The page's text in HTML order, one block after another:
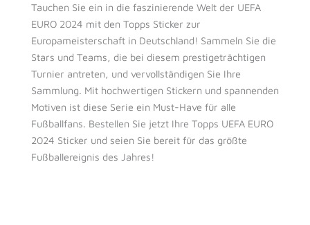
Tauchen Sie ein in die faszinierende Welt der UEFA
EURO 2024 mit den Topps Sticker zur
Europameisterschaft in Deutschland! Sammeln Sie die
Stars und Teams, die bei diesem prestigeträchtigen
Turnier antreten, und vervollständigen Sie Ihre
Sammlung. Mit hochwertigen Stickern und spannenden
Motiven ist diese Serie ein Must-Have für alle
Fußballfans. Bestellen Sie jetzt Ihre Topps UEFA EURO
2024 Sticker und seien Sie bereit für das größte
Fußballereignis des Jahres!